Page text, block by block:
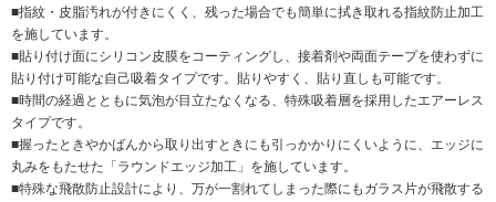
■指紋・皮脂汚れが付きにくく、残った場合でも簡単に拭き取れる指紋防止加工
を施しています。
■貼り付け面にシリコン皮膜をコーティングし、接着剤や両面テープを使わずに
貼り付け可能な自己吸着タイプです。貼りやすく、貼り直しも可能です。
■時間の経過とともに気泡が目立たなくなる、特殊吸着層を採用したエアーレス
タイプです。
■握ったときやかばんから取り出すときにも引っかかりにくいように、エッジに
丸みをもたせた「ラウンドエッジ加工」を施しています。
■特殊な飛散防止設計により、万が一割れてしまった際にもガラス片が飛散する